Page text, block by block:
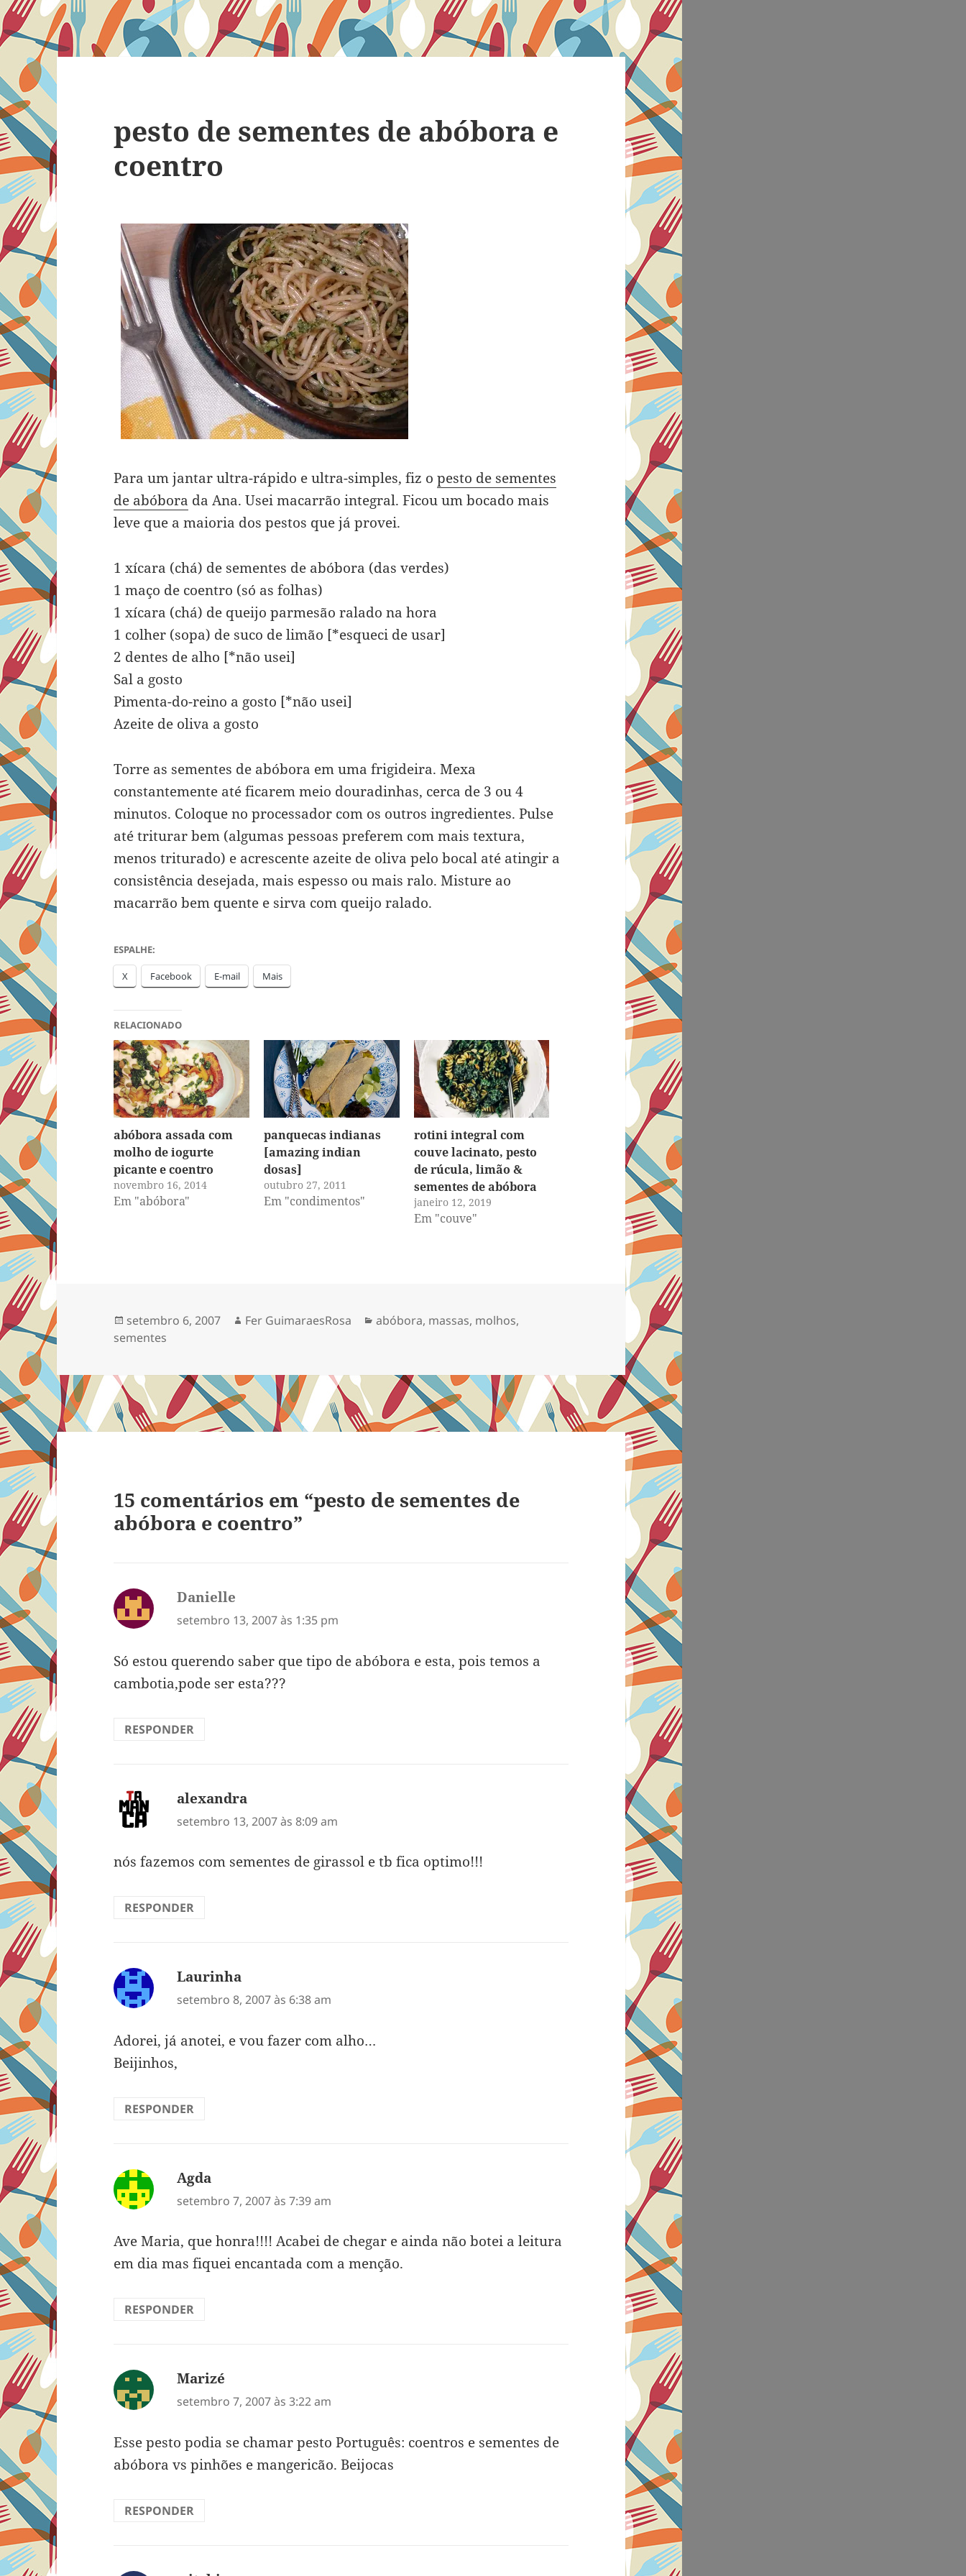
pesto de sementes de abóbora e
coentro
Para um jantar ultra-rápido e ultra-simples, fiz opesto de sementes
de abóbora da Ana. Usei macarrão integral. Ficou um bocado mais
leve que a maioria dos pestos que já provei.
1 xícara (chá) de sementes de abóbora (das verdes)
1 maço de coentro (só as folhas)
1 xícara (chá) de queijo parmesão ralado na hora
1 colher (sopa) de suco de limão [*esqueci de usar]
2 dentes de alho [*não usei]
Sal a gosto
Pimenta-do-reino a gosto [*não usei]
Azeite de oliva a gosto
Torre as sementes de abóbora em uma frigideira. Mexa
constantemente até ficarem meio douradinhas, cerca de 3 ou 4
minutos. Coloque no processador com os outros ingredientes. Pulse
até triturar bem (algumas pessoas preferem com mais textura,
menos triturado) e acrescente azeite de oliva pelo bocal até atingir a
consistência desejada, mais espesso ou mais ralo. Misture ao
macarrão bem quente e sirva com queijo ralado.
ESPALHE:
X Facebook E-mail Mais
RELACIONADO
abóbora assada com
molho de iogurte
picante e coentro
novembro 16, 2014
Em "abóbora"
panquecas indianas
[amazing indian
dosas]
outubro 27, 2011
Em "condimentos"
rotini integral com
couve lacinato, pesto
de rúcula, limão &
sementes de abóbora
janeiro 12, 2019
Em "couve"
Publicado
em
setembro 6, 2007 Autor
Fer GuimaraesRosa Categorias
abóbora, massas, molhos,
sementes
15 comentários em “pesto de sementes de
abóbora e coentro”
Danielle
setembro 13, 2007 às 1:35 pm
Só estou querendo saber que tipo de abóbora e esta, pois temos a
cambotia,pode ser esta???
RESPONDER
alexandra
setembro 13, 2007 às 8:09 am
nós fazemos com sementes de girassol e tb fica optimo!!!
RESPONDER
Laurinha
setembro 8, 2007 às 6:38 am
Adorei, já anotei, e vou fazer com alho…
Beijinhos,
RESPONDER
Agda
setembro 7, 2007 às 7:39 am
Ave Maria, que honra!!!! Acabei de chegar e ainda não botei a leitura
em dia mas fiquei encantada com a menção.
RESPONDER
Marizé
setembro 7, 2007 às 3:22 am
Esse pesto podia se chamar pesto Português: coentros e sementes de
abóbora vs pinhões e mangericão. Beijocas
RESPONDER